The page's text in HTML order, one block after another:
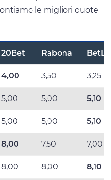
le migliori quote
20Bet Rabona
4,00 3,50 3,25
5,00 5,00 5,10
5,00 5,00 5,10
8,00 7,50 7,00
8,00 8,00 8,10